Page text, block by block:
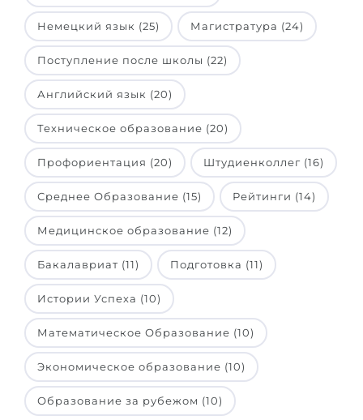
Земли
Города
ПРОФЕССИИ
Профессии
Специальности
Примеры вакансий
КАРЬЕРНОЕ ОРИЕНТИРОВАНИЕ
Тест Голланда
Тест Карта Интересов
Тест RIASEC
Успехна
100%
Бакалавриата
Магистратуры
ПОСТУПАЕМ НА...
Медицина
Инженерия
Физика
Менеджмент
Другая специальность
ПОСТУПАЕМ ИЗ...
Россия
Украина
Азербайджан
Армения
Немецкий язык (25) Магистратура (24)
Поступление после школы (22)
Английский язык (20)
Техническое образование (20)
Профориентация (20) Штудиенколлег (16)
Среднее Образование (15) Рейтинги (14)
Медицинское образование (12)
Бакалавриат (11) Подготовка (11)
Истории Успеха (10)
Математическое Образование (10)
Экономическое образование (10)
Образование за рубежом (10)